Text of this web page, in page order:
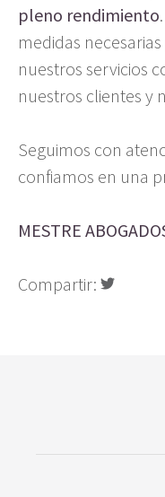
pleno rendimiento
medidas
nuestros servicios
nuestros clientes y
Seguimos con
confiamos en una
MESTRE
Compartir: